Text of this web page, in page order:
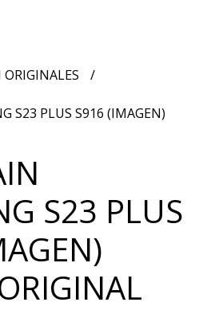
S23 PLUS S916 (IMAGEN)
S23 PLUS